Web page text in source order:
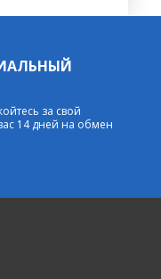
за свой
14 дней на обмен